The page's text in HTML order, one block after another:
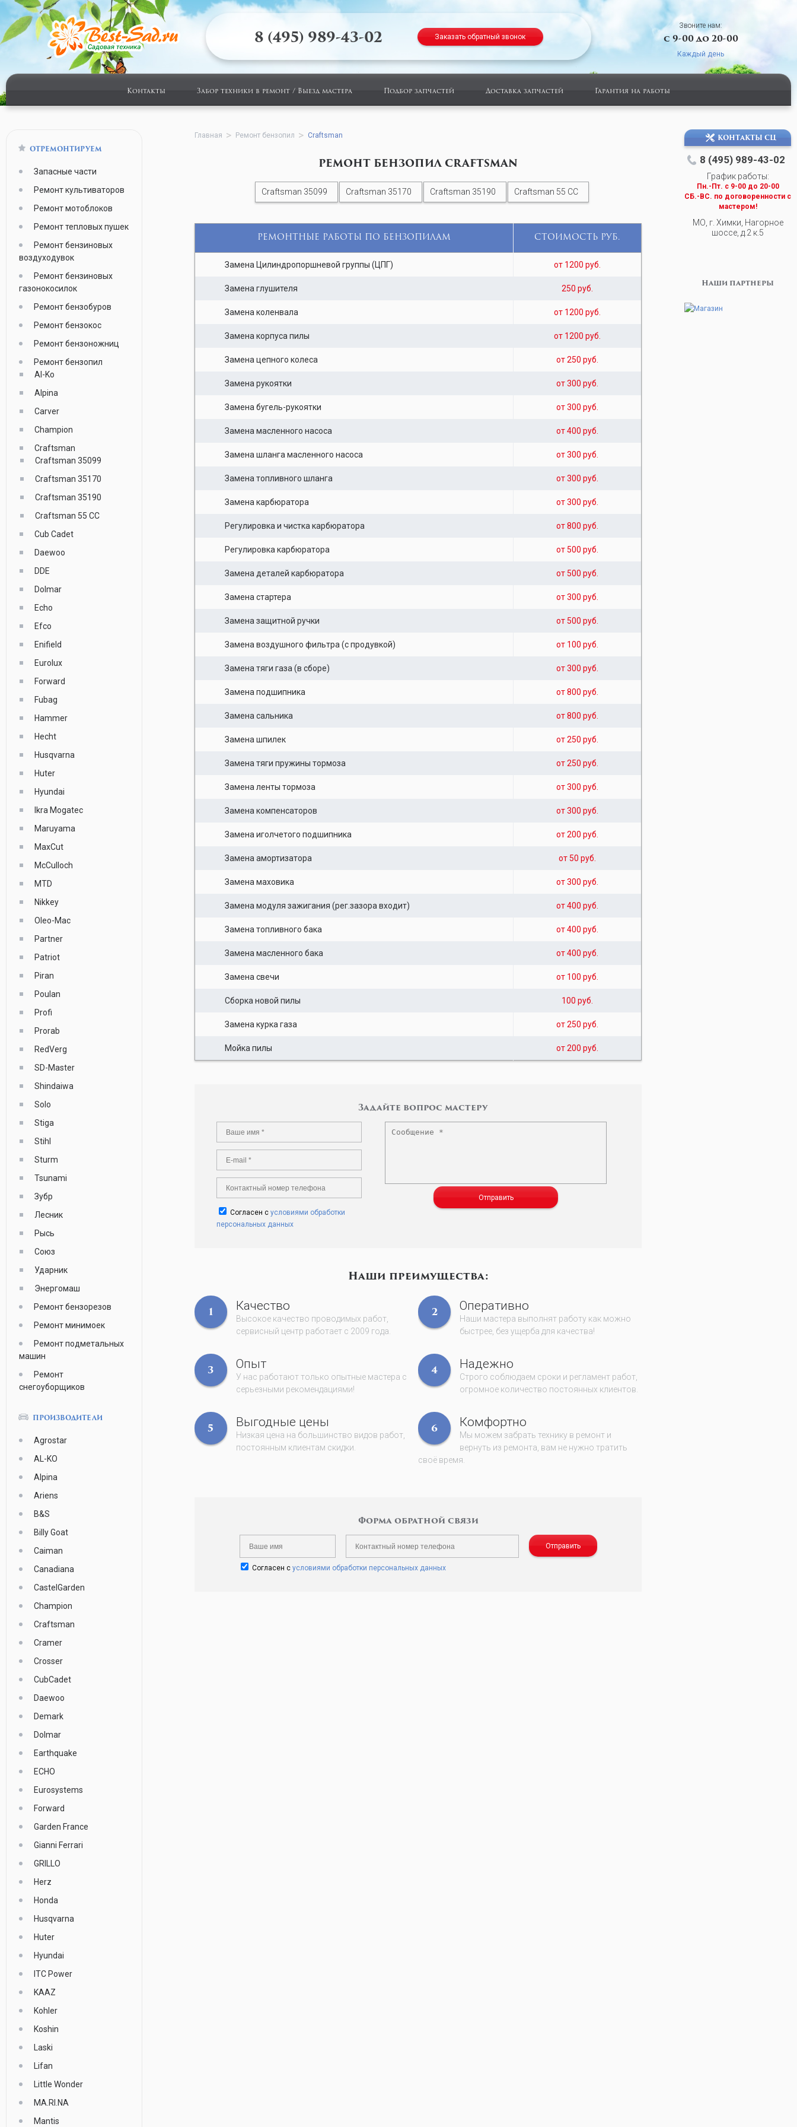
Звоните нам:
с 9-00 до 20-00
Каждый день
8 (495) 989-43-02 Заказать обратный звонок
Контакты Забор техники в ремонт / Выезд мастера Подбор запчастей Доставка запчастей Гарантия на работы
ОТРЕМОНТИРУЕМ
Запасные части
Ремонт культиваторов
Ремонт мотоблоков
Ремонт тепловых пушек
Ремонт бензиновых
воздуходувок
Ремонт бензиновых
газонокосилок
Ремонт бензобуров
Ремонт бензокос
Ремонт бензоножниц
Ремонт бензопил
Al-Ko
Alpina
Carver
Champion
Craftsman
Craftsman 35099
Craftsman 35170
Craftsman 35190
Craftsman 55 СС
Cub Cadet
Daewoo
DDE
Dolmar
Echo
Efco
Enifield
Eurolux
Forward
Fubag
Hammer
Hecht
Husqvarna
Huter
Hyundai
Ikra Mogatec
Maruyama
MaxCut
McCulloch
MTD
Nikkey
Oleo-Mac
Partner
Patriot
Piran
Poulan
Profi
Prorab
RedVerg
SD-Master
Shindaiwa
Solo
Stiga
Stihl
Sturm
Tsunami
Зубр
Лесник
Рысь
Союз
Ударник
Энергомаш
Ремонт бензорезов
Ремонт минимоек
Ремонт подметальных
машин
Ремонт
снегоуборщиков
ПРОИЗВОДИТЕЛИ
Agrostar
AL-KO
Alpina
Ariens
B&S
Billy Goat
Caiman
Canadiana
CastelGarden
Champion
Craftsman
Cramer
Crosser
CubCadet
Daewoo
Demark
Dolmar
Earthquake
ECHO
Eurosystems
Forward
Garden France
Gianni Ferrari
GRILLO
Herz
Honda
Husqvarna
Huter
Hyundai
ITC Power
KAAZ
Kohler
Koshin
Laski
Lifan
Little Wonder
MA.RI.NA
Mantis
КОНТАКТЫ СЦ
8 (495) 989-43-02
График работы:
Пн.-Пт. c 9-00 до 20-00
СБ.-ВС. по договоренности с
мастером!
МО, г. Химки, Нагорное
шоссе, д.2 к.5
Наши партнеры
Главная Ремонт бензопил Craftsman
РЕМОНТ БЕНЗОПИЛ CRAFTSMAN
Craftsman 35099 Craftsman 35170 Craftsman 35190 Craftsman 55 СС
РЕМОНТНЫЕ РАБОТЫ ПО БЕНЗОПИЛАМ СТОИМОСТЬ РУБ.
Замена Цилиндропоршневой группы (ЦПГ) от 1200 руб.
Замена глушителя 250 руб.
Замена коленвала от 1200 руб.
Замена корпуса пилы от 1200 руб.
Замена цепного колеса от 250 руб.
Замена рукоятки от 300 руб.
Замена бугель-рукоятки от 300 руб.
Замена масленного насоса от 400 руб.
Замена шланга масленного насоса от 300 руб.
Замена топливного шланга от 300 руб.
Замена карбюратора от 300 руб.
Регулировка и чистка карбюратора от 800 руб.
Регулировка карбюратора от 500 руб.
Замена деталей карбюратора от 500 руб.
Замена стартера от 300 руб.
Замена защитной ручки от 500 руб.
Замена воздушного фильтра (с продувкой) от 100 руб.
Замена тяги газа (в сборе) от 300 руб.
Замена подшипника от 800 руб.
Замена сальника от 800 руб.
Замена шпилек от 250 руб.
Замена тяги пружины тормоза от 250 руб.
Замена ленты тормоза от 300 руб.
Замена компенсаторов от 300 руб.
Замена иголчетого подшипника от 200 руб.
Замена амортизатора от 50 руб.
Замена маховика от 300 руб.
Замена модуля зажигания (рег.зазора входит) от 400 руб.
Замена топливного бака от 400 руб.
Замена масленного бака от 400 руб.
Замена свечи от 100 руб.
Сборка новой пилы 100 руб.
Замена курка газа от 250 руб.
Мойка пилы от 200 руб.
Задайте вопрос мастеру
Согласен сусловиями обработки
персональных данных
Отправить
Наши преимущества:
1 Качество
Высокое качество проводимых работ,
сервисный центр работает с 2009 года.
2 Оперативно
Наши мастера выполнят работу как можно
быстрее, без ущерба для качества!
3 Опыт
У нас работают только опытные мастера с
серьезными рекомендациями!
4 Надежно
Строго соблюдаем сроки и регламент работ,
огромное количество постоянных клиентов.
5 Выгодные цены
Низкая цена на большинство видов работ,
постоянным клиентам скидки.
6 Комфортно
Мы можем забрать технику в ремонт и
вернуть из ремонта, вам не нужно тратить
своё время.
Форма обратной связи
Отправить
Согласен сусловиями обработки персональных данных